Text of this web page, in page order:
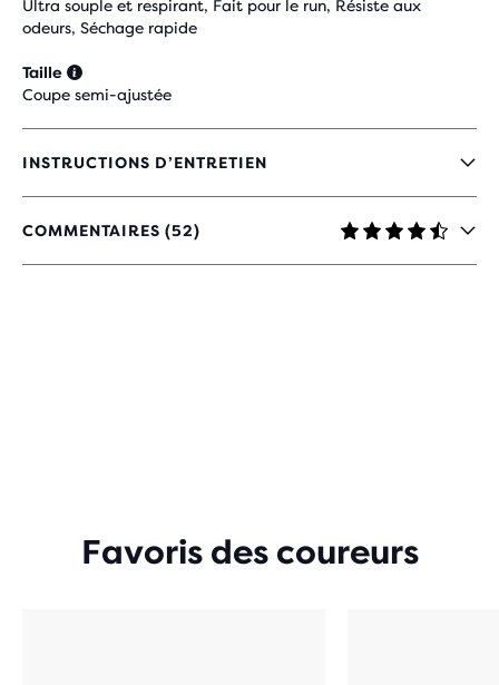
Ultra souple et respirant, Fait pour le run, Résiste aux
odeurs, Séchage rapide
Taille
Coupe semi-ajustée
INSTRUCTIONS D’ENTRETIEN
COMMENTAIRES (52)
4.7
SUR
Favoris des coureurs